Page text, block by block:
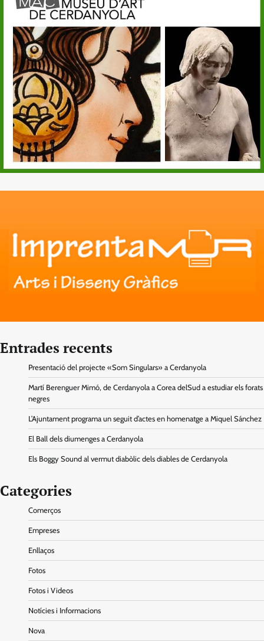
Entrades recents
Presentació del projecte «Som Singulars» a Cerdanyola
Martí Berenguer Mimó, de Cerdanyola a Corea delSud a estudiar els forats
negres
L’Ajuntament programa un seguit d’actes en homenatge a Miquel Sánchez
El Ball dels diumenges a Cerdanyola
Els Boggy Sound al vermut diabòlic dels diables de Cerdanyola
Categories
Comerços
Empreses
Enllaços
Fotos
Fotos i Videos
Notícies i Informacions
Nova